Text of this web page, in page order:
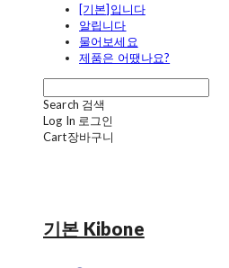
[기본]입니다
알립니다
물어보세요
제품은 어땠나요?
Search 검색
Log In 로그인
Cart장바구니
기본 Kibone